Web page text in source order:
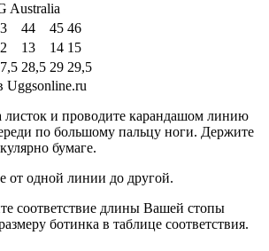
Australia
44 45 46
13 14 15
28,5 29 29,5
листок и проводите карандашом линию
по большому пальцу ноги. Держите
бумаге.
от одной линии до другой.
соответствие длины Вашей стопы
ботинка в таблице соответствия.